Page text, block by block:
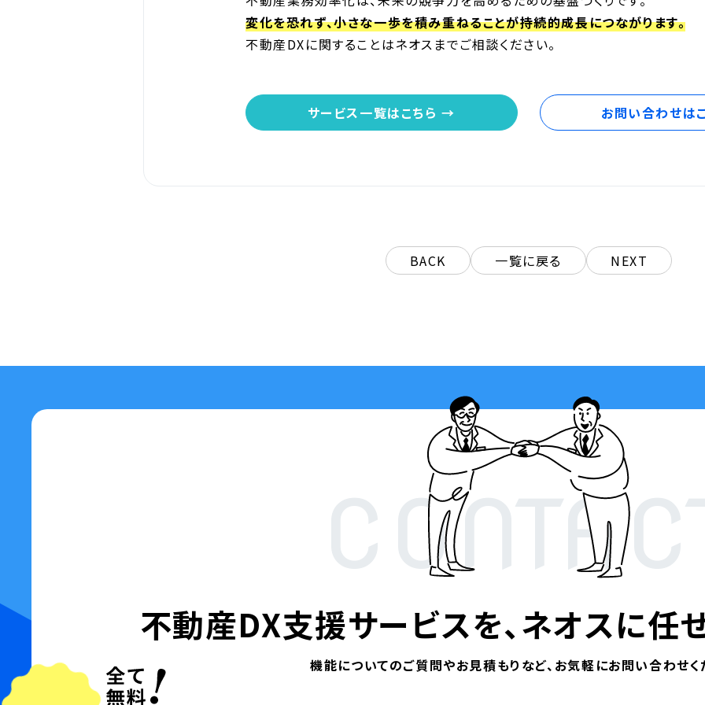
変化を恐れず、小さな一歩を積み重ねることが持続的成長につながります。
不動産DXに関することはネオスまでご相談ください。
サービス一覧はこちら → お問い合わせは
BACK 一覧に戻る NEXT
不動産DX支援サービスを、ネオスに任
機能についてのご質問やお見積もりなど、 お気軽にお問い合わせく